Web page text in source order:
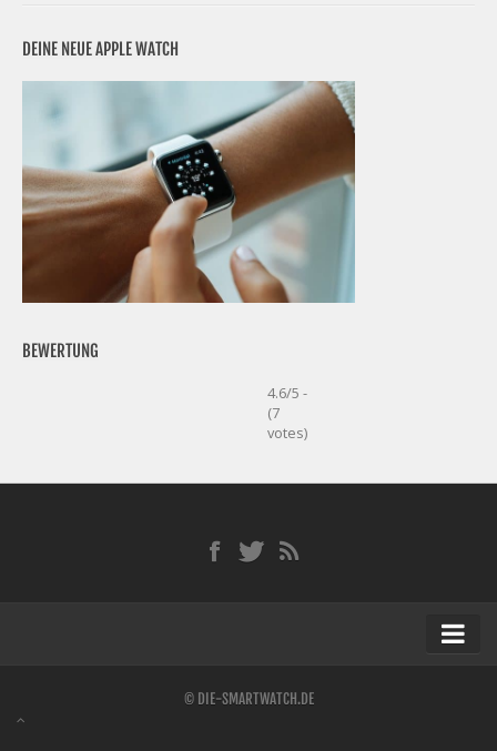
DEINE NEUE APPLE WATCH
BEWERTUNG
4.6/5 -
(7
votes)
© DIE-SMARTWATCH.DE